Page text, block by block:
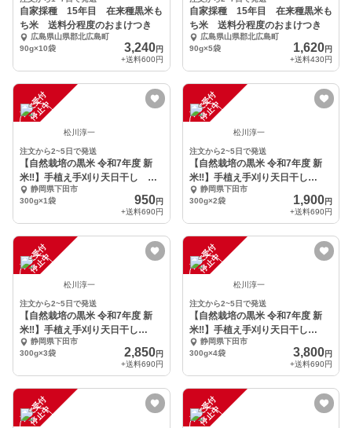
自家採種 15年目 在来種黒米も
ち米 送料分程度のおまけつき
広島県山県郡北広島町
90g×10袋
3,240円
+送料600円
自家採種 15年目 在来種黒米も
ち米 送料分程度のおまけつき
広島県山県郡北広島町
90g×5袋
1,620円
+送料430円
注
文
受
付
停
止
中
松川淳一
注文から2~5日で発送
【自然栽培の黒米 令和7年度 新
米‼️】手植え手刈り天日干し
300g×1袋
静岡県下田市
300g×1袋
950円
+送料690円
注
文
受
付
停
止
中
松川淳一
注文から2~5日で発送
【自然栽培の黒米 令和7年度 新
米‼️】手植え手刈り天日干し
300g×2袋
静岡県下田市
300g×2袋
1,900円
+送料690円
注
文
受
付
停
止
中
松川淳一
注文から2~5日で発送
【自然栽培の黒米 令和7年度 新
米‼️】手植え手刈り天日干し
300g×3袋
静岡県下田市
300g×3袋
2,850円
+送料690円
注
文
受
付
停
止
中
松川淳一
注文から2~5日で発送
【自然栽培の黒米 令和7年度 新
米‼️】手植え手刈り天日干し
300g×4袋
静岡県下田市
300g×4袋
3,800円
+送料690円
注
文
受
付
停
止
中 注
文
受
付
停
止
中